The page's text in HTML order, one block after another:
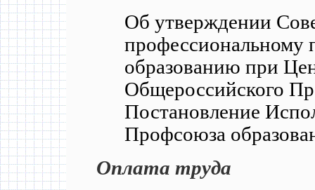
Об утверждении
профессиональному
образованию при
Общероссийского
Постановление
Профсоюза
Оплата труда